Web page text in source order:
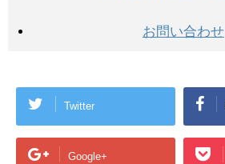
お問い合わせ
Twitter
Google+